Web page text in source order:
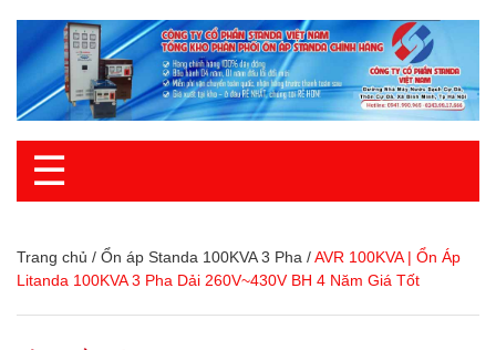
☰
Trang chủ / Ổn áp Standa 100KVA 3 Pha /AVR 100KVA | Ổn Áp
Litanda 100KVA 3 Pha Dải 260V~430V BH 4 Năm Giá Tốt